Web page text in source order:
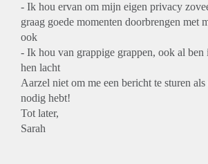
- Ik hou ervan om mijn eigen privacy
graag goede momenten doorbrengen met
ook
- Ik hou van grappige grappen, ook al ben
hen lacht
Aarzel niet om me een bericht te sturen
nodig hebt!
Tot later,
Sarah